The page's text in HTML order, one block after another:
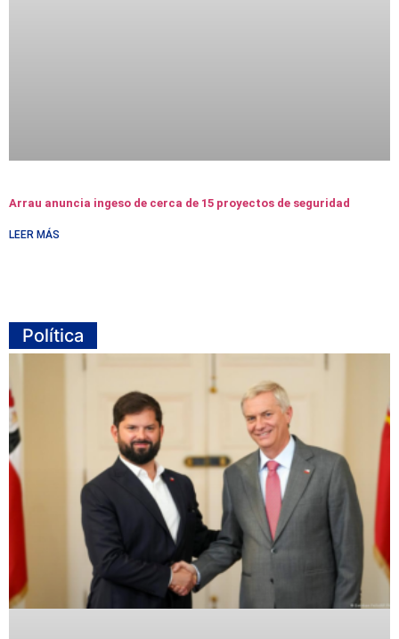
Arrau anuncia ingeso de cerca de 15 proyectos de seguridad
LEER MÁS
Política